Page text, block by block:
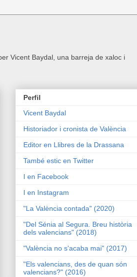
Vicent Baydal, una barreja de xaloc i
Perfil
Vicent Baydal
Historiador i cronista de València
Editor en Llibres de la Drassana
També estic en Twitter
I en Facebook
I en Instagram
"La València contada" (2020)
"Del Sénia al Segura. Breu història
dels valencians" (2018)
"València no s'acaba mai" (2017)
"Els valencians, des de quan són
valencians?" (2016)